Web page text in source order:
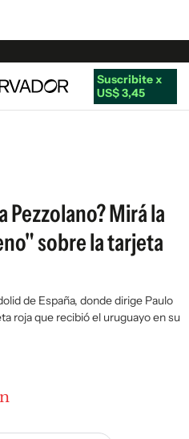
Suscribite x
US$ 3,45
Pezzolano? Mirá la
sobre la tarjeta
de España, donde dirige Paulo
roja que recibió el uruguayo en su